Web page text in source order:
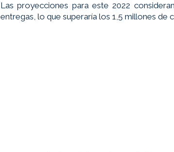
Las proyecciones para este 2022
entregas, lo que superaría los 1,5 millones de